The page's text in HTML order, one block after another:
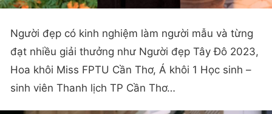
Người đẹp có kinh nghiệm làm người mẫu và từng
đạt nhiều giải thưởng như Người đẹp Tây Đô 2023,
Hoa khôi Miss FPTU Cần Thơ, Á khôi 1 Học sinh –
sinh viên Thanh lịch TP Cần Thơ…